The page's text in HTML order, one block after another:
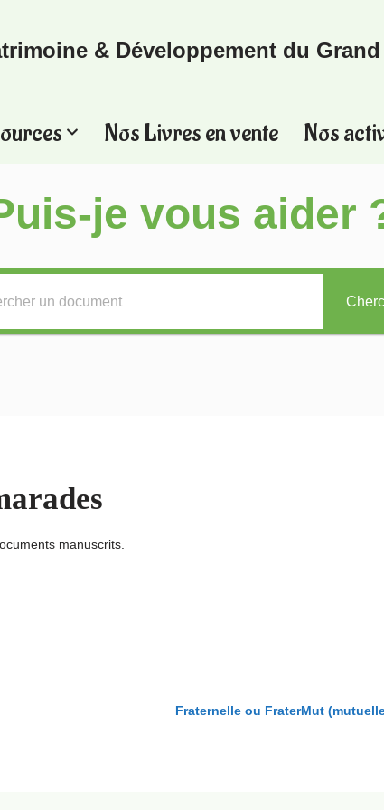
& Développement du
Nos Livres en vente Nos
je vous aider
manuscrits.